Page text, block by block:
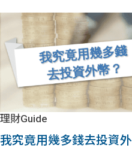
理財Guide
我究竟用幾多錢去投資